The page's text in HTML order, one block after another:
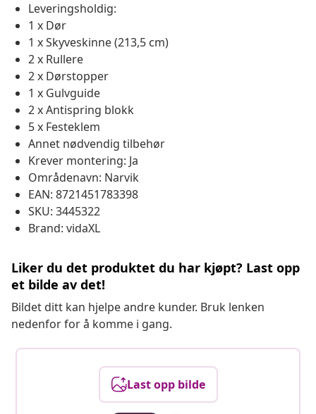
Leveringsholdig:
1 x Dør
1 x Skyveskinne (213,5 cm)
2 x Rullere
2 x Dørstopper
1 x Gulvguide
2 x Antispring blokk
5 x Festeklem
Annet nødvendig tilbehør
Krever montering: Ja
Områdenavn: Narvik
EAN: 8721451783398
SKU: 3445322
Brand: vidaXL
Liker du det produktet du har kjøpt? Last opp
et bilde av det!
Bildet ditt kan hjelpe andre kunder. Bruk lenken
nedenfor for å komme i gang.
Last opp bilde